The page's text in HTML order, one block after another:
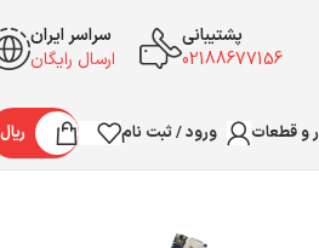
پشتیبانی
02188677156
سراسر ایران
ارسال رایگان
و قطعات ورود / ثبت نام ریال
Showing all 12 results